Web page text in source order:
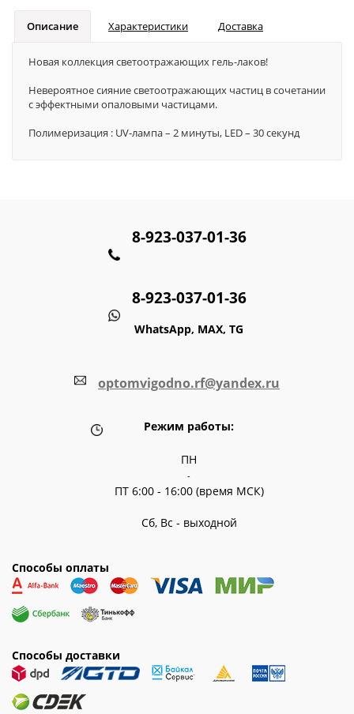
Описание Характеристики Доставка
Новая коллекция светоотражающих гель-лаков!
Невероятное сияние светоотражающих частиц в сочетании
с эффектными опаловыми частицами.
Полимеризация : UV-лампа – 2 минуты, LED – 30 секунд
8-923-037-01-36
8-923-037-01-36
WhatsApp, MAX, TG
optomvigodno.rf@yandex.ru
Режим работы:
ПН
-
ПТ 6:00 - 16:00 (время МСК)
Сб, Вс - выходной
Способы оплаты
Способы доставки